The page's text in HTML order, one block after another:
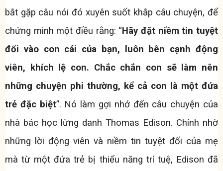
bắt gặp câu nói đó xuyên suốt khắp câu chuyện, để
chứng minh một điều rằng: “Hãy đặt niềm tin tuyệt
đối vào con cái của bạn, luôn bên cạnh động
viên, khích lệ con. Chắc chắn con sẽ làm nên
những chuyện phi thường, kể cả con là một đứa
trẻ đặc biệt”. Nó làm gợi nhớ đến câu chuyện của
nhà bác học lừng danh Thomas Edison. Chính nhờ
những lời động viên và niềm tin tuyệt đối của mẹ
mà từ một đứa trẻ bị thiểu năng trí tuệ, Edison đã